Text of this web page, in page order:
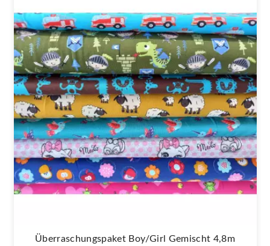
Überraschungspaket Boy/Girl Gemischt 4,8m